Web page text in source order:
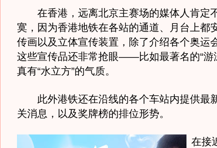
在香港，远离北京主赛场的媒体人肯定
寞，因为香港地铁在各站的通道、月台上都
传画以及立体宣传装置，除了介绍各个奥运
这些宣传品还非常抢眼——比如最著名的“游
真有“水立方”的气质。
此外港铁还在沿线的各个车站内提供最
关消息，以及奖牌榜的排位形势。
在接